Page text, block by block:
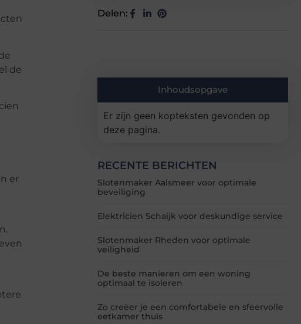
de
er
Delen:
Inhoudsopgave
Er zijn geen kopteksten gevonden op
deze pagina.
RECENTE BERICHTEN
Slotenmaker Aalsmeer voor optimale
beveiliging
Elektricien Schaijk voor deskundige service
Slotenmaker Rheden voor optimale
veiligheid
De beste manieren om een woning
optimaal te isoleren
Zo creëer je een comfortabele en sfeervolle
eetkamer thuis